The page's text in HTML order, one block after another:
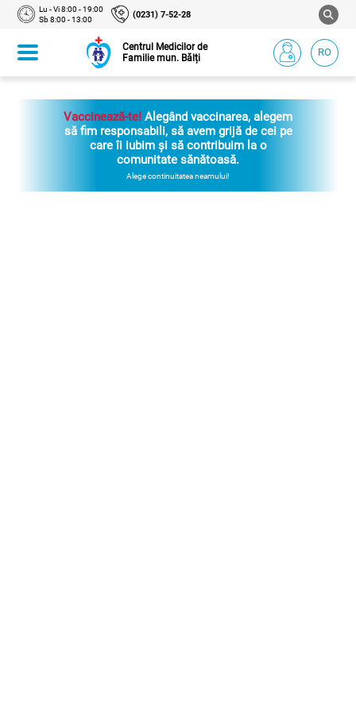
Lu - Vi 8:00 - 19:00
Sb 8:00 - 13:00
(0231) 7-52-28
Centrul Medicilor de
Familie mun. Bălți
RO
Vaccinează-te! Alegând vaccinarea, alegem
să fim responsabili, să avem grijă de cei pe
care îi iubim și să contribuim la o
comunitate sănătoasă.
Alege continuitatea neamului!